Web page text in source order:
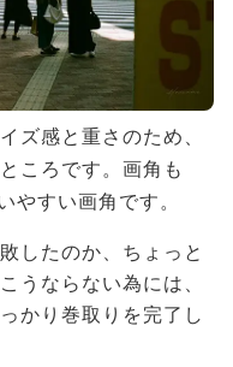
ズ感と重さのため、
ころです。画角も
やすい画角です。
したのか、ちょっと
うならない為には、
かり巻取りを完了し